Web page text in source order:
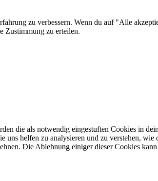
zu verbessern. Wenn du auf "Alle
Zustimmung zu erteilen.
die als notwendig eingestuften Cookies in
helfen zu analysieren und zu verstehen, wie
Die Ablehnung einiger dieser Cookies